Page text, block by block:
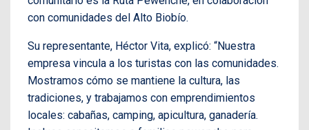
con comunidades del Alto Biobío.
Su representante, Héctor Vita, explicó: “Nuestra
empresa vincula a los turistas con las comunidades.
Mostramos cómo se mantiene la cultura, las
tradiciones, y trabajamos con emprendimientos
locales: cabañas, camping, apicultura, ganadería.